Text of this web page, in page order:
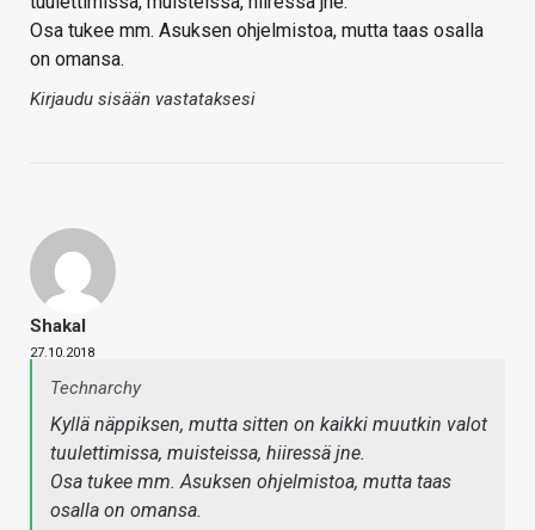
Osa tukee mm. Asuksen ohjelmistoa, mutta taas osalla
on omansa.
Kirjaudu sisään vastataksesi
Shakal
27.10.2018
Technarchy
Kyllä näppiksen, mutta sitten on kaikki muutkin valot
tuulettimissa, muisteissa, hiiressä jne.
Osa tukee mm. Asuksen ohjelmistoa, mutta taas
osalla on omansa.